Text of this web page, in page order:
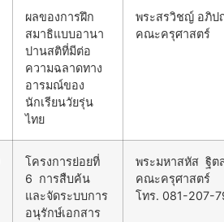
ผลของการฝึก
สมาธิแบบอานา
ปานสติที่มีต่อ
ความฉลาดทาง
อารมณ์ของ
นักเรียนวัยรุ่น
ไทย
พระสรวิชญ์ อภิ
คณะครุศาสตร์
โครงการย่อยที่
6 การสืบค้น
และจัดระบบการ
อนุรักษ์เอกสาร
พระมหาสหัส ฐิต
คณะครุศาสตร์
โทร. 081-207-